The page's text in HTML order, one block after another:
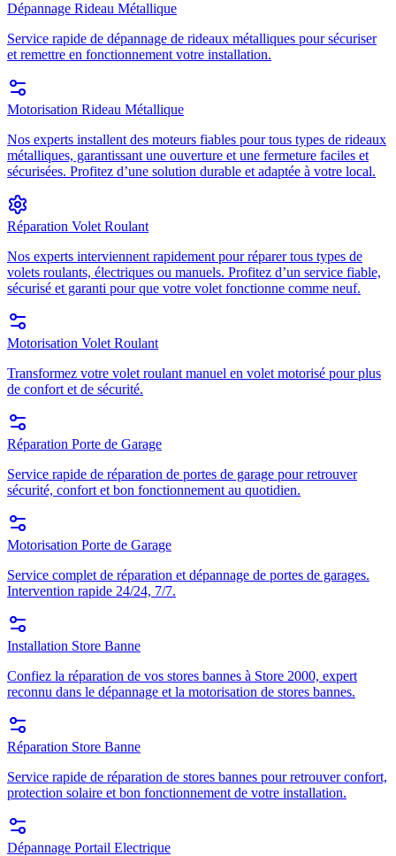
Dépannage Rideau Métallique
Service rapide de dépannage de rideaux métalliques pour sécuriser
et remettre en fonctionnement votre installation.
Motorisation Rideau Métallique
Nos experts installent des moteurs fiables pour tous types de rideaux
métalliques, garantissant une ouverture et une fermeture faciles et
sécurisées. Profitez d’une solution durable et adaptée à votre local.
Réparation Volet Roulant
Nos experts interviennent rapidement pour réparer tous types de
volets roulants, électriques ou manuels. Profitez d’un service fiable,
sécurisé et garanti pour que votre volet fonctionne comme neuf.
Motorisation Volet Roulant
Transformez votre volet roulant manuel en volet motorisé pour plus
de confort et de sécurité.
Réparation Porte de Garage
Service rapide de réparation de portes de garage pour retrouver
sécurité, confort et bon fonctionnement au quotidien.
Motorisation Porte de Garage
Service complet de réparation et dépannage de portes de garages.
Intervention rapide 24/24, 7/7.
Installation Store Banne
Confiez la réparation de vos stores bannes à Store 2000, expert
reconnu dans le dépannage et la motorisation de stores bannes.
Réparation Store Banne
Service rapide de réparation de stores bannes pour retrouver confort,
protection solaire et bon fonctionnement de votre installation.
Dépannage Portail Electrique